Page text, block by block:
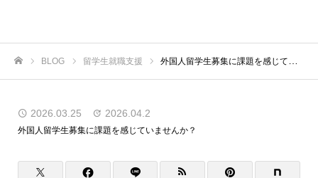
BLOG 留学生就職支援 外国人留学生募集に課題を感じていませんか？
2026.03.25 2026.04.2
外国人留学生募集に課題を感じていませんか？